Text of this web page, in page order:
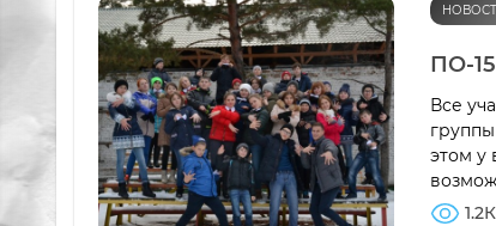
ПО-
Все
этом у
1.2К